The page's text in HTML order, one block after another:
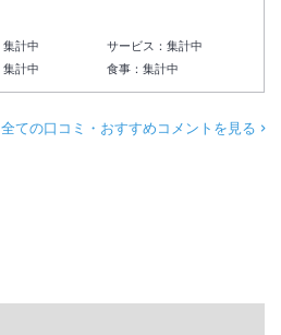
集計中 サービス：集計中
集計中 食事：集計中
全ての口コミ・おすすめコメントを見る